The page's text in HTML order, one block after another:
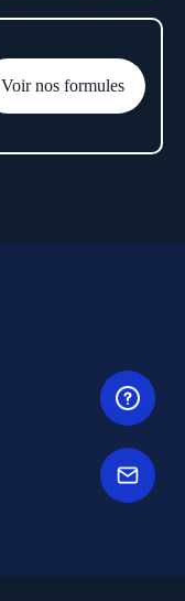
Voir nos formules